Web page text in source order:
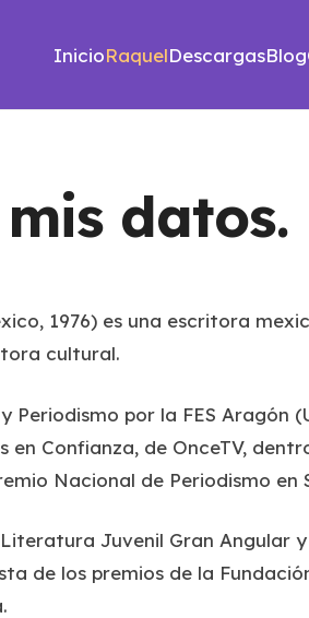
InicioRaquelDescargasBlog
datos.
1976) es una escritora
cultural.
Periodismo por la FES Aragón
en Confianza, de OnceTV,
Nacional de Periodismo en
Juvenil Gran Angular y
de los premios de la